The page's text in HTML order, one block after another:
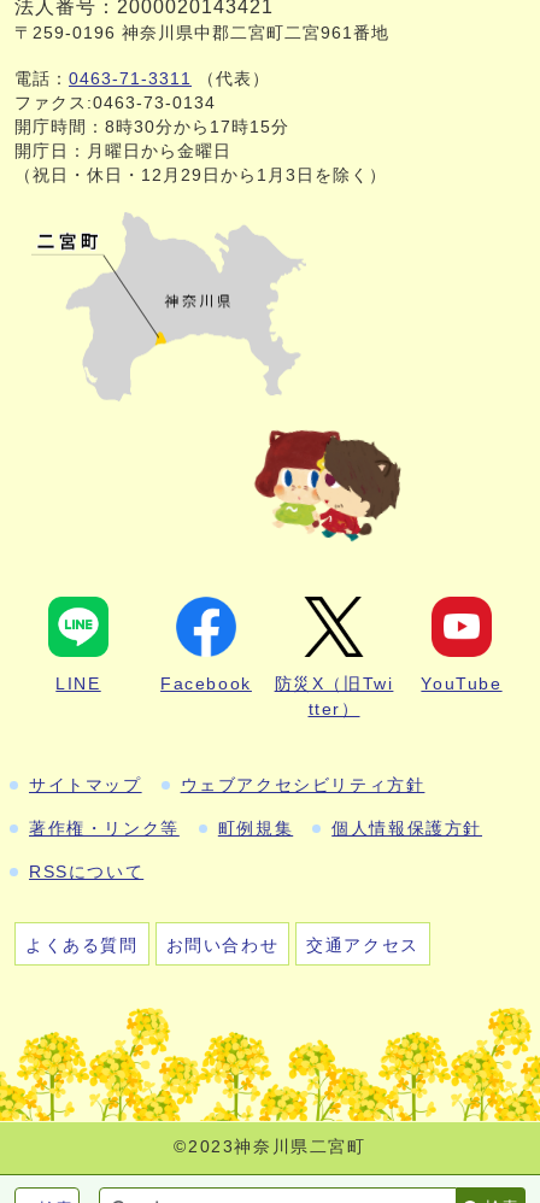
法人番号：2000020143421
〒259-0196 神奈川県中郡二宮町二宮961番地
電話： 0463-71-3311
（代表）
ファクス:0463-73-0134
開庁時間：8時30分から17時15分
開庁日：月曜日から金曜日
（祝日・休日・12月29日から1月3日を除く）
LINE Facebook
防災X（旧Twi
tter）
YouTube
サイトマップ ウェブアクセシビリティ方針
著作権・リンク等 町例規集 個人情報保護方針
RSSについて
よくある質問 お問い合わせ 交通アクセス
©2023神奈川県二宮町